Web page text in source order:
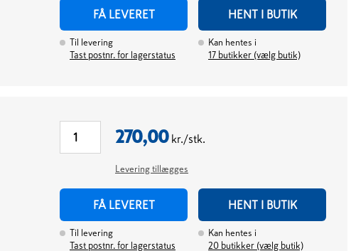
FÅ LEVERET HENT I BUTIK
Til levering
Tast postnr. for lagerstatus
Kan hentes i
17 butikker (vælg butik)
270,00 kr./stk.
Levering tillægges
FÅ LEVERET HENT I BUTIK
Til levering
Tast postnr. for lagerstatus
Kan hentes i
20 butikker (vælg butik)